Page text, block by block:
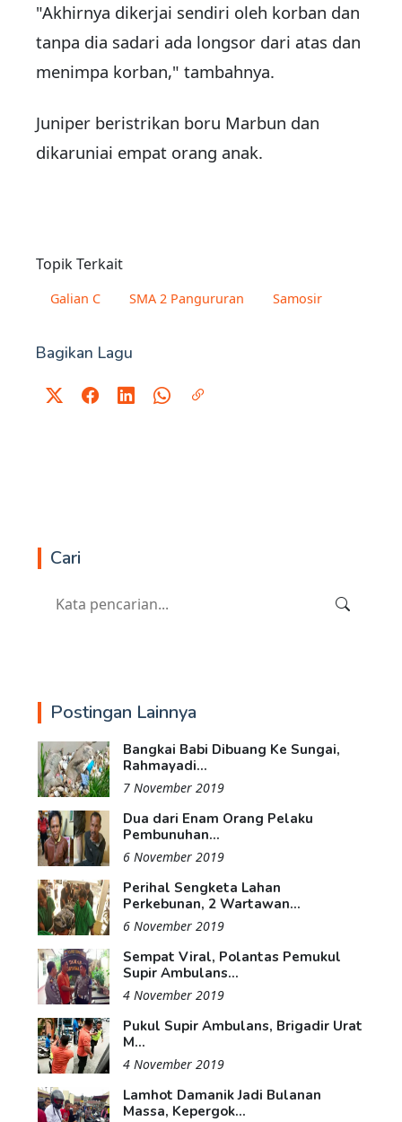
"Akhirnya dikerjai sendiri oleh korban dan
tanpa dia sadari ada longsor dari atas dan
menimpa korban," tambahnya.
Juniper beristrikan boru Marbun dan
dikaruniai empat orang anak.
Topik Terkait
Galian C SMA 2 Pangururan Samosir
Bagikan Lagu
Cari
Postingan Lainnya
Bangkai Babi Dibuang Ke Sungai,
Rahmayadi...
7 November 2019
Dua dari Enam Orang Pelaku
Pembunuhan...
6 November 2019
Perihal Sengketa Lahan
Perkebunan, 2 Wartawan...
6 November 2019
Sempat Viral, Polantas Pemukul
Supir Ambulans...
4 November 2019
Pukul Supir Ambulans, Brigadir Urat
M...
4 November 2019
Lamhot Damanik Jadi Bulanan
Massa, Kepergok...